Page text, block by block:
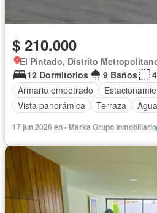
$ 210.000
El Pintado, Distrito
12 Dormitorios
9 Baños
Armario empotrado
Vista panorámica
Terraza Agua
17 jun 2026 en - Marka Grupo Inmobiliario